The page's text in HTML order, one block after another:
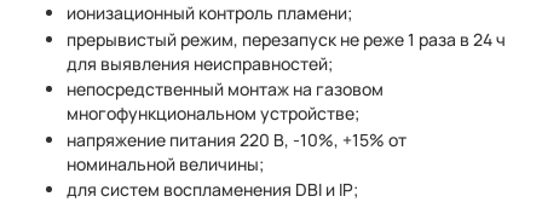
ионизационный контроль пламени;
прерывистый режим, перезапуск не реже 1 раза в 24 ч
для выявления неисправностей;
непосредственный монтаж на газовом
многофункциональном устройстве;
напряжение питания 220 В, -10%, +15% от
номинальной величины;
для систем воспламенения DBI и IP;